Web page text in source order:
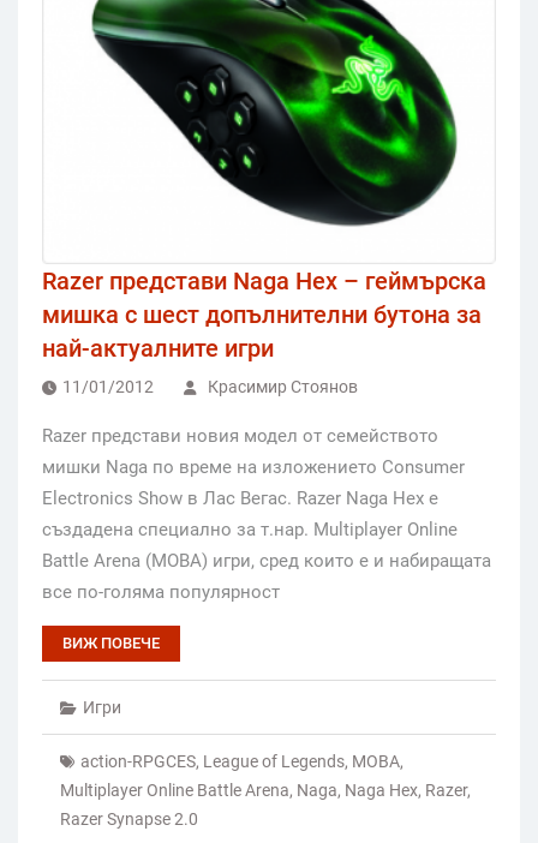
Razer представи Naga Hex – геймърска
мишка с шест допълнителни бутона за
най-актуалните игри
11/01/2012 Красимир Стоянов
Razer представи новия модел от семейството
мишки Naga по време на изложението Consumer
Electronics Show в Лас Вегас. Razer Naga Hex е
създадена специално за т.нар. Multiplayer Online
Battle Arena (MOBA) игри, сред които е и набиращата
все по-голяма популярност
ВИЖ ПОВЕЧЕ
Игри
action-RPGCES, League of Legends, MOBA,
Multiplayer Online Battle Arena, Naga, Naga Hex, Razer,
Razer Synapse 2.0